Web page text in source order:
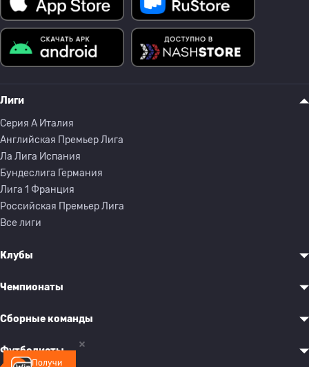
Получи
Лиги
Серия A Италия
Английская Премьер Лига
Ла Лига Испания
Бундеслига Германия
Лига 1 Франция
Российская Премьер Лига
Все лиги
Клубы
Чемпионаты
Сборные команды
Футболисты